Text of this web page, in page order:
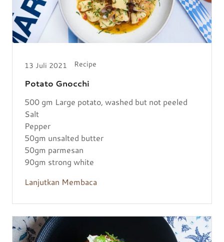
13 Juli 2021 Recipe
Potato Gnocchi
500 gm Large potato, washed but not peeled
Salt
Pepper
50gm unsalted butter
50gm parmesan
90gm strong white
Lanjutkan Membaca